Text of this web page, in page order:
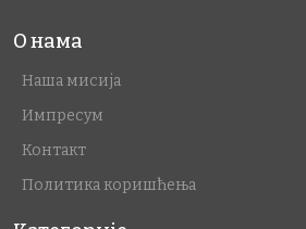
О нама
Наша мисија
Импресум
Контакт
Политика коришћења